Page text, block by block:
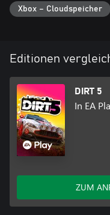
Xbox – Cloudspeicher
Editionen
DIRT 5
In EA
ZUM